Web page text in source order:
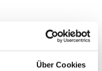
Über Cookies